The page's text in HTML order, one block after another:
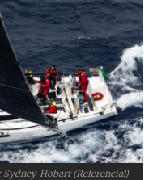
Sydney-Hobart (Referencial)